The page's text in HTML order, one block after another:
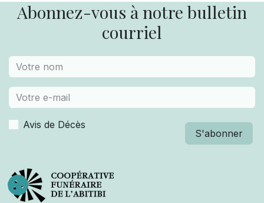
Abonnez-vous à notre bulletin
courriel
Avis de Décès
S'abonner